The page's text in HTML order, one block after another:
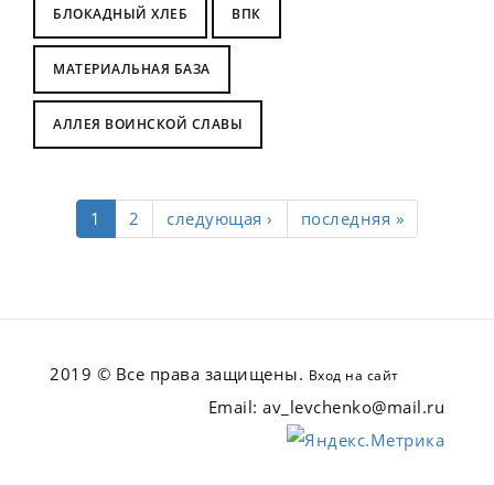
БЛОКАДНЫЙ ХЛЕБ ВПК
МАТЕРИАЛЬНАЯ БАЗА
АЛЛЕЯ ВОИНСКОЙ СЛАВЫ
1 2 следующая › последняя »
2019 © Все права защищены. Вход на сайт
Email: av_levchenko@mail.ru